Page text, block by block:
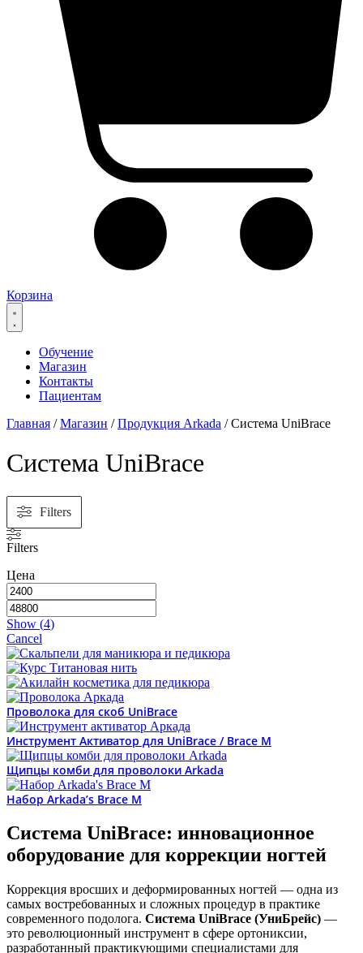
Корзина
Обучение
Магазин
Контакты
Пациентам
Главная /Магазин /Продукция Arkada / Система UniBrace
Система UniBrace
Filters
Filters
Цена
Show (4)
Cancel
Проволока для скоб UniBrace
Инструмент Активатор для UniBrace / Brace M
Щипцы комби для проволоки Arkada
Набор Arkada’s Brace M
Система UniBrace: инновационное
оборудование для коррекции ногтей
Коррекция вросших и деформированных ногтей — одна из
самых востребованных и сложных процедур в практике
современного подолога. Система UniBrace (УниБрейс) —
это революционный инструмент в сфере ортониксии,
разработанный практикующими специалистами для